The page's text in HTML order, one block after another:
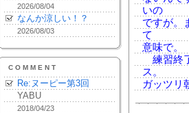
2026/08/04
なんか涼しい！？
2026/08/03
COMMENT
Re:ヌーピー第3回
YABU
2018/04/23
いの
ですが。
て
意味で。
練習終
ス。
ガッツリ